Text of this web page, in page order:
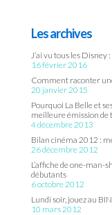
Les archives
J’ai vu tous les Disney
16 février 2016
Comment raconter
20 janvier 2015
Pourquoi La Belle et
meilleure émission de
4 décembre 2013
Bilan cinéma 2012 :
26 décembre 2012
L’affiche de one-man-
débutants
6 octobre 2012
Lundi soir, jouez au
10 mars 2012